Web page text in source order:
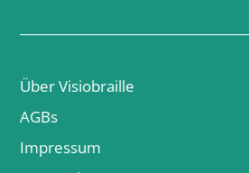
Über Visiobraille
AGBs
Impressum